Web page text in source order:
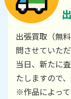
出張買取（無
問させていただ
当日、新たに
たしますので
※作品によっ